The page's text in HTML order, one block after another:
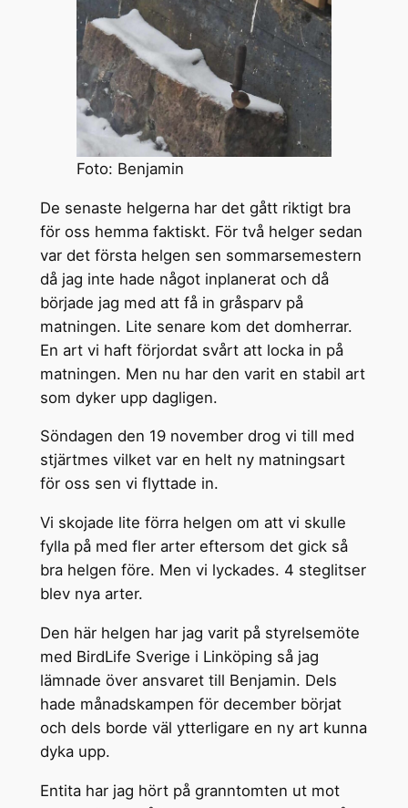
Foto: Benjamin
De senaste helgerna har det gått riktigt bra
för oss hemma faktiskt. För två helger sedan
var det första helgen sen sommarsemestern
då jag inte hade något inplanerat och då
började jag med att få in gråsparv på
matningen. Lite senare kom det domherrar.
En art vi haft förjordat svårt att locka in på
matningen. Men nu har den varit en stabil art
som dyker upp dagligen.
Söndagen den 19 november drog vi till med
stjärtmes vilket var en helt ny matningsart
för oss sen vi flyttade in.
Vi skojade lite förra helgen om att vi skulle
fylla på med fler arter eftersom det gick så
bra helgen före. Men vi lyckades. 4 steglitser
blev nya arter.
Den här helgen har jag varit på styrelsemöte
med BirdLife Sverige i Linköping så jag
lämnade över ansvaret till Benjamin. Dels
hade månadskampen för december börjat
och dels borde väl ytterligare en ny art kunna
dyka upp.
Entita har jag hört på granntomten ut mot